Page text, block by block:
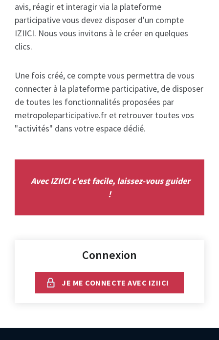
avis, réagir et interagir via la plateforme
participative vous devez disposer d'un compte
IZIICI. Nous vous invitons à le créer en quelques
clics.
Une fois créé, ce compte vous permettra de vous
connecter à la plateforme participative, de disposer
de toutes les fonctionnalités proposées par
metropoleparticipative.fr et retrouver toutes vos
"activités" dans votre espace dédié.
Avec IZIICI c'est facile, laissez-vous guider
!
Connexion
JE ME CONNECTE AVEC IZIICI